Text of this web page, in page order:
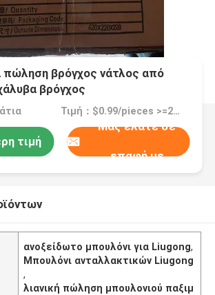
πώληση βρόγχος νάτλος από
βρόγχος
02B0353/00B0058/01B1387
Τιμή：$0.99/pieces >=20 pieces
τιμή
Μας ελάτε σε
επαφή με
ανοξείδωτο μπουλόνι για Liugong,
Μπουλόνι ανταλλακτικών Liugong
,
λιανική πώληση μπουλονιού παξιμ